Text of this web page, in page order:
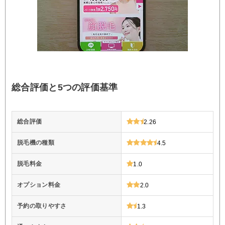
総合評価と5つの評価基準
総合評価 2.26
脱毛機の種類 4.5
脱毛料金 1.0
オプション料金 2.0
予約の取りやすさ 1.3